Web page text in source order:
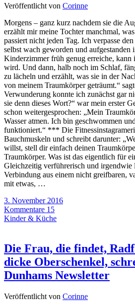
Veröffentlicht von Corinne
Morgens – ganz kurz nachdem sie die
erzählt mir meine Tochter manchmal,
passiert nicht jeden Tag. Ich verpasse
selbst wach geworden und aufgestanden
Kinderzimmer früh genug erreiche, kann
wird. Und dann, halb noch im Schlaf,
zu lächeln und erzählt, was sie in der
von meinem Traumkörper geträumt.“
Verwunderung konnte ich zunächst gar
sie denn dieses Wort?“ war mein erster
schon weitergesprochen: „Mein
Wasser atmen. Ich bin geschwommen
funktioniert.“ *** Die
Bauchmuskeln und schreibt darunter:
willst, stell dir einfach deinen
Traumkörper. Was ist das eigentlich für
Gleichzeitig verführerisch und
Verbindung aus einem nicht greifbaren,
mit etwas, …
3. November 2016
Kommentare 15
Kinder & Küche
Die Frau, die findet,
dicke Oberschenkel,
Dunhams Newsletter
Veröffentlicht von Corinne